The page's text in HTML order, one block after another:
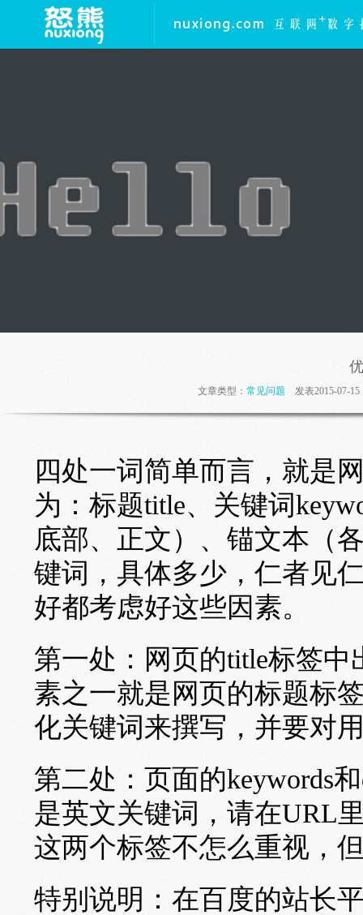
文章类型： 常见问题 发表2015-07-
四处一词简单而言，就是
为：标题title、关键词
底部、正文）、锚文本（
键词，具体多少，仁者见
好都考虑好这些因素。
第一处：网页的title标签
素之一就是网页的标题标
化关键词来撰写，并要对
第二处：页面的keywords
是英文关键词，请在URL
这两个标签不怎么重视，
特别说明：在百度的站长